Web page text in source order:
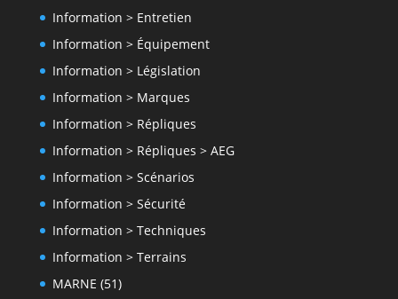
Information > Entretien
Information > Équipement
Information > Législation
Information > Marques
Information > Répliques
Information > Répliques > AEG
Information > Scénarios
Information > Sécurité
Information > Techniques
Information > Terrains
MARNE (51)